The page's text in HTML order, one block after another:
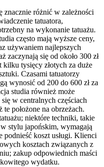
znacznie różnić w zależności
tatuatora,
na wykonanie tatuażu.
często mają wyższe ceny,
używaniem najlepszych
zaczynają się od około 300 zł
kilku tysięcy złotych za duże
Czasami tatuatorzy
wynosić od 200 do 600 zł za
studia również może
w centralnych częściach
położone na obrzeżach.
niektóre techniki, takie
stylu japońskim, wymagają
podnieść koszt usługi. Klienci
kosztach związanych z
zakup odpowiednich maści
wydatku.